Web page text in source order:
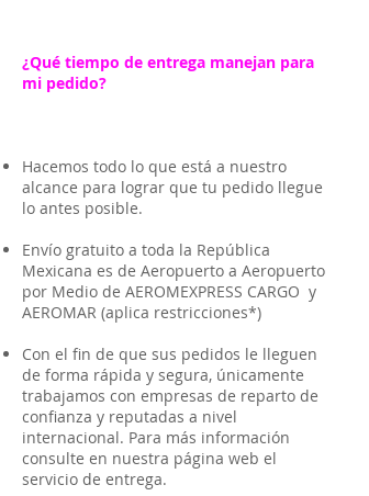
¿Qué tiempo de entrega manejan para
mi pedido?
Hacemos todo lo que está a nuestro
alcance para lograr que tu pedido llegue
lo antes posible.
Envío gratuito a toda la República
Mexicana es de Aeropuerto a Aeropuerto
por Medio de AEROMEXPRESS CARGO y
AEROMAR (aplica restricciones*)
Con el fin de que sus pedidos le lleguen
de forma rápida y segura, únicamente
trabajamos con empresas de reparto de
confianza y reputadas a nivel
internacional. Para más información
consulte en nuestra página web el
servicio de entrega.